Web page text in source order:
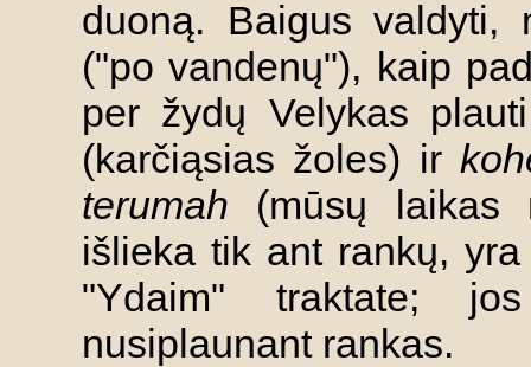
duoną. Baigus valdyti,
("po vandenų"), kaip
per žydų Velykas
(karčiąsias žoles) ir
terumah (mūsų laikas
išlieka tik ant rankų,
"Ydaim" traktate;
nusiplaunant rankas.